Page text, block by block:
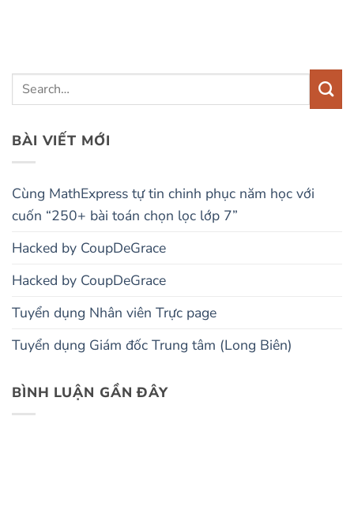
BÀI VIẾT MỚI
Cùng MathExpress tự tin chinh phục năm học với
cuốn “250+ bài toán chọn lọc lớp 7”
Hacked by CoupDeGrace
Hacked by CoupDeGrace
Tuyển dụng Nhân viên Trực page
Tuyển dụng Giám đốc Trung tâm (Long Biên)
BÌNH LUẬN GẦN ĐÂY